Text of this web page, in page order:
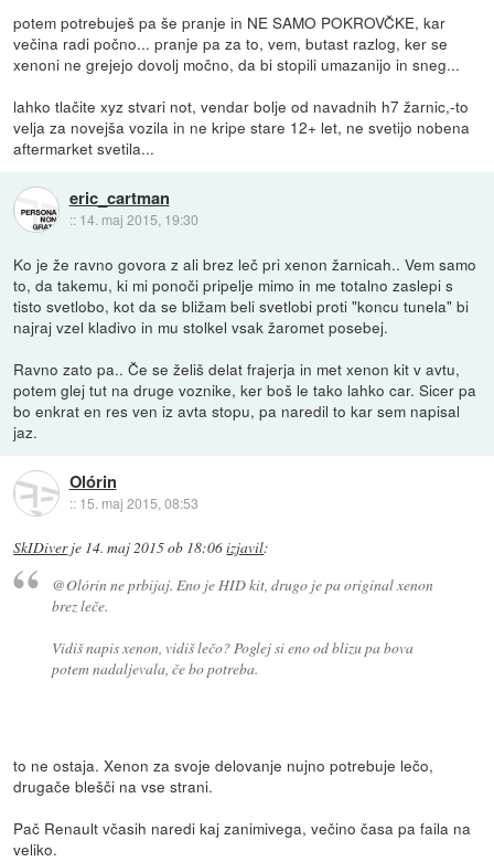
potem potrebuješ pa še pranje in NE SAMO POKROVČKE, kar
večina radi počno... pranje pa za to, vem, butast razlog, ker se
xenoni ne grejejo dovolj močno, da bi stopili umazanijo in sneg...
lahko tlačite xyz stvari not, vendar bolje od navadnih h7 žarnic,-to
velja za novejša vozila in ne kripe stare 12+ let, ne svetijo nobena
aftermarket svetila...
eric_cartman
:: 14. maj 2015, 19:30
Ko je že ravno govora z ali brez leč pri xenon žarnicah.. Vem samo
to, da takemu, ki mi ponoči pripelje mimo in me totalno zaslepi s
tisto svetlobo, kot da se bližam beli svetlobi proti "koncu tunela" bi
najraj vzel kladivo in mu stolkel vsak žaromet posebej.
Ravno zato pa.. Če se želiš delat frajerja in met xenon kit v avtu,
potem glej tut na druge voznike, ker boš le tako lahko car. Sicer pa
bo enkrat en res ven iz avta stopu, pa naredil to kar sem napisal
jaz.
Olórin
:: 15. maj 2015, 08:53
SkIDiverje 14. maj 2015 ob 18:06izjavil:
@Olórin ne prbijaj. Eno je HID kit, drugo je pa original xenon
brez leče.
Vidiš napis xenon, vidiš lečo? Poglej si eno od blizu pa bova
potem nadaljevala, če bo potreba.
to ne ostaja. Xenon za svoje delovanje nujno potrebuje lečo,
drugače blešči na vse strani.
Pač Renault včasih naredi kaj zanimivega, večino časa pa faila na
veliko.